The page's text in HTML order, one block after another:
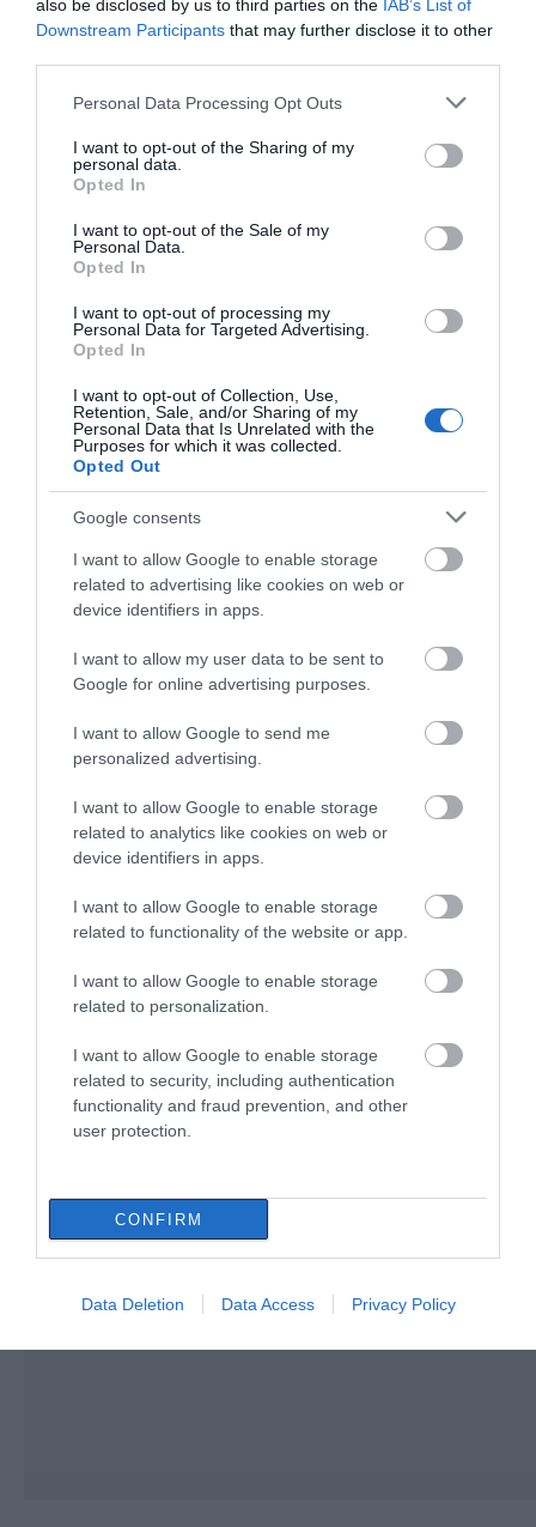
also be disclosed by us to third parties on the IAB’s List of
Downstream Participants that may further disclose it to other
Please note that this website/app uses one or more Google
not limited to your visit or usage behaviour. You may click to
grant or deny consent to Google and its third-party tags to
use your data for below specified purposes in below Google
consent section.
Personal Data Processing Opt Outs
I want to opt-out of the Sharing of my
personal data.
Opted In
I want to opt-out of the Sale of my
Personal Data.
Opted In
I want to opt-out of processing my
Personal Data for Targeted Advertising.
Opted In
I want to opt-out of Collection, Use,
Retention, Sale, and/or Sharing of my
Personal Data that Is Unrelated with the
Purposes for which it was collected.
Opted Out
Google consents
I want to allow Google to enable storage
related to advertising like cookies on web or
device identifiers in apps.
I want to allow my user data to be sent to
Google for online advertising purposes.
I want to allow Google to send me
personalized advertising.
I want to allow Google to enable storage
related to analytics like cookies on web or
device identifiers in apps.
I want to allow Google to enable storage
related to functionality of the website or app.
I want to allow Google to enable storage
related to personalization.
I want to allow Google to enable storage
related to security, including authentication
functionality and fraud prevention, and other
user protection.
CONFIRM
Data Deletion Data Access Privacy Policy
09.08.2026 | 15:40
Market Pass: Νέος κύκλος από το
αναμένονται οι πληρωμές
09.08.2026 | 15:20
Εύβοια: Έργα οδοποιίας 2,4 εκατ.
ευρώ – Ποιοι δρόμοι αλλάζουν
Τουρισμός για Όλους 2026-2027:
Ποιοι κάνουν αίτηση σήμερα –
Έως 600 ευρώ η επιδότηση
09.08.2026 | 14:40
Έκτακτα μέτρα και απαγορεύσεις
σήμερα στην Εύβοια – Μεγάλη
προσοχή!
09.08.2026 | 14:20
e-ΕΦΚΑ και ΔΥΠΑ: Ποιοι
14 Αυγούστου
09.08.2026 | 14:00
Κατάνυξη στην Εύβοια:
Παράκληση της Παναγίας στη
αναψυκτικά
09.08.2026 | 13:40
χρήματα θα χρειαστείτε κάθε
χρόνο
Χαμός με πασίγνωστο
τραγουδιστή στην
Εύβοια – Δείτε τι έγινε
Εύβοια: Προσοχή! Που
απαγορεύεται η
Χάος στην Εύβοια:
Ουρά χιλιομέτρων
μέσα στον Αύγουστο –
«Κινδυνεύουμε να
χάσουμε το πλοίο!»
Νέα τραγωδία σε
παραλία της Εύβοιας:
Εύβοια: Έργα
οδοποιίας 2,4 εκατ.
αλλάζουν
Έκτακτα μέτρα και
στην Εύβοια – Μεγάλη
προσοχή!